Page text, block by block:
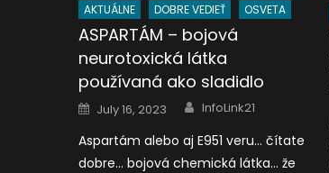
AKTUÁLNE DOBRE VEDIEŤ OSVETA
ASPARTÁM – bojová
neurotoxická látka
používaná ako sladidlo
Posted
on
July 16, 2023 Author
InfoLink21
Aspartám alebo aj E951 veru… čítate
dobre… bojová chemická látka… že